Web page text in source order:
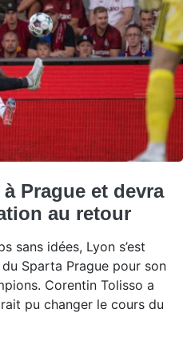
Prague et devra
au retour
sans idées, Lyon s’est
Sparta Prague pour son
Corentin Tolisso a
pu changer le cours du